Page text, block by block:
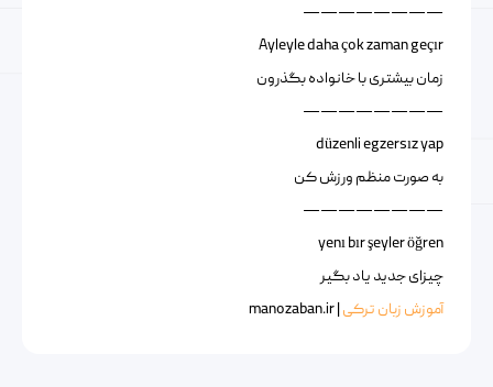
————————
Ayleyle daha çok zaman geçır
زمان بیشتری با خانواده بگذرون
————————
düzenli egzersız yap
به صورت منظم ورزش کن
————————
yenı bır şeyler öğren
چیزای جدید یاد بگیر
آموزش زبان ترکی